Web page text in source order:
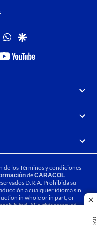
twitterwhatsapp
google
youtube-
de losTérminos y condiciones
deCARACOL
D.R.A. Prohibida su
a cualquier idioma sin
in whole or in part, or
All rights reserved